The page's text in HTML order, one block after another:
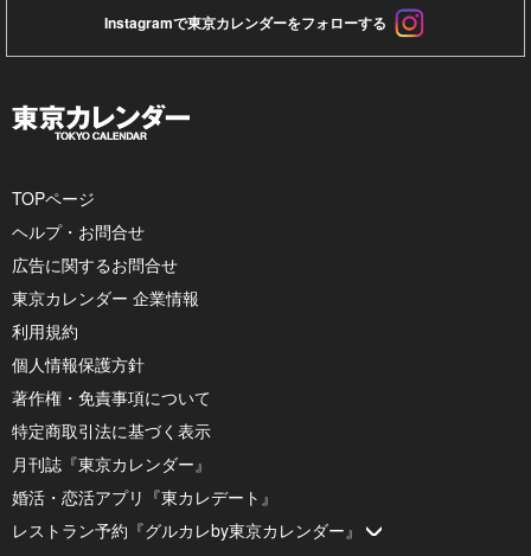
Instagramで東京カレンダーをフォローする
TOPページ
ヘルプ・お問合せ
広告に関するお問合せ
東京カレンダー 企業情報
利用規約
個人情報保護方針
著作権・免責事項について
特定商取引法に基づく表示
月刊誌『東京カレンダー』
婚活・恋活アプリ『東カレデート』
レストラン予約『グルカレby東京カレンダー』